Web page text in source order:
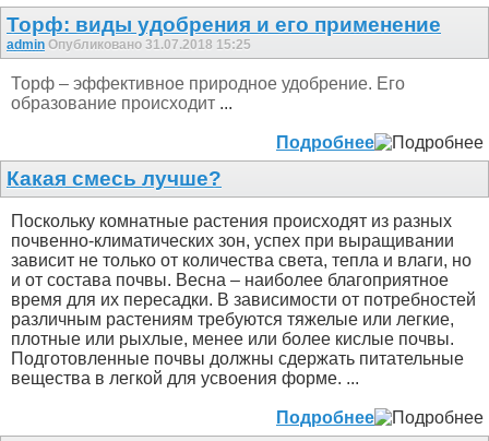
Торф: виды удобрения и его применение
admin Опубликовано 31.07.2018 15:25
Торф – эффективное природное удобрение. Его
образование происходит ...
Подробнее
Какая смесь лучше?
Поскольку комнатные растения происходят из разных
почвенно-климатических зон, успех при выращивании
зависит не только от количества света, тепла и влаги, но
и от состава почвы. Весна – наиболее благоприятное
время для их пересадки. В зависимости от потребностей
различным растениям требуются тяжелые или легкие,
плотные или рыхлые, менее или более кислые почвы.
Подготовленные почвы должны сдержать питательные
вещества в легкой для усвоения форме. ...
Подробнее